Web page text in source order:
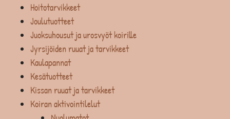
Hoitotarvikkeet
Joulutuotteet
Juoksuhousut ja urosvyöt koirille
Jyrsijöiden ruuat ja tarvikkeet
Kaulapannat
Kesätuotteet
Kissan ruuat ja tarvikkeet
Koiran aktivointilelut